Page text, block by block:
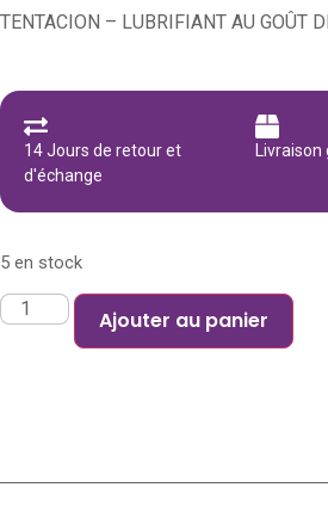
TENTACION – LUBRIFIANT AU GOÛT
14 Jours de retour et
d'échange
5 en stock
Ajouter au panier